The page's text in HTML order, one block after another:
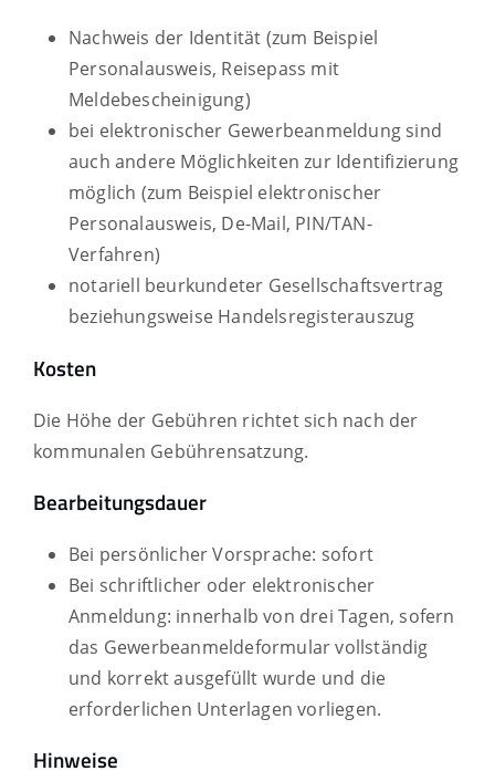
Nachweis der Identität (zum Beispiel
Personalausweis, Reisepass mit
Meldebescheinigung)
bei elektronischer Gewerbeanmeldung sind
auch andere Möglichkeiten zur Identifizierung
möglich (zum Beispiel elektronischer
Personalausweis, De-Mail, PIN/TAN-
Verfahren)
notariell beurkundeter Gesellschaftsvertrag
beziehungsweise Handelsregisterauszug
Kosten
Die Höhe der Gebühren richtet sich nach der
kommunalen Gebührensatzung.
Bearbeitungsdauer
Bei persönlicher Vorsprache: sofort
Bei schriftlicher oder elektronischer
Anmeldung: innerhalb von drei Tagen, sofern
das Gewerbeanmeldeformular vollständig
und korrekt ausgefüllt wurde und die
erforderlichen Unterlagen vorliegen.
Hinweise